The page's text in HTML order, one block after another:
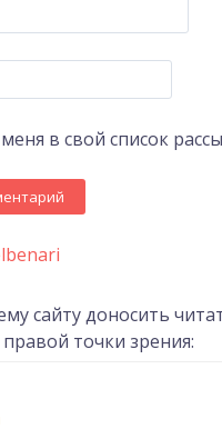
в свой список
сайту доносить
точки зрения: